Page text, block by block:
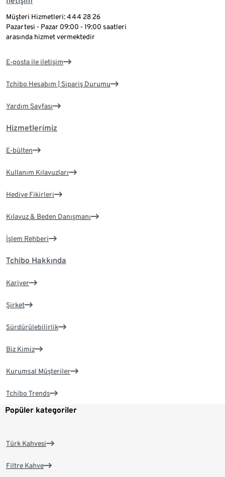
Müşteri Hizmetleri: 444 28 26
Pazartesi - Pazar 09:00 - 19:00 saatleri
arasında hizmet vermektedir
E-posta ile iletişim
Tchibo Hesabım | Sipariş Durumu
Yardım Sayfası
Hizmetlerimiz
E-bülten
Kullanım Kılavuzları
Hediye Fikirleri
Kılavuz & Beden Danışmanı
İşlem Rehberi
Tchibo Hakkında
Kariyer
Şirket
Sürdürülebilirlik
Biz Kimiz
Kurumsal Müşteriler
Tchibo Trends
Popüler kategoriler
Türk Kahvesi
Filtre Kahve